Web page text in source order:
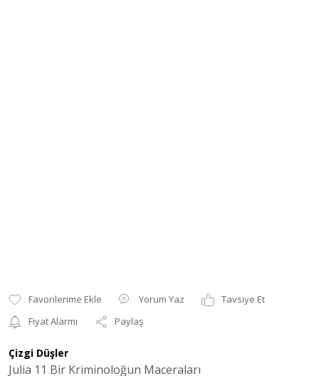
Yorum Yaz
Tavsiye Et
Fiyat Alarmı
Paylaş
Çizgi Düşler
Julia 11 Bir Kriminoloğun Maceraları